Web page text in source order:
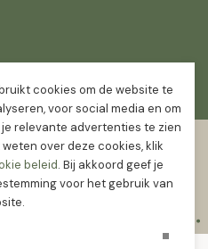
cookies om de website te
voor social media en om
relevante advertenties te zien
over deze cookies, klik
beleid. Bij akkoord geef je
voor het gebruik van